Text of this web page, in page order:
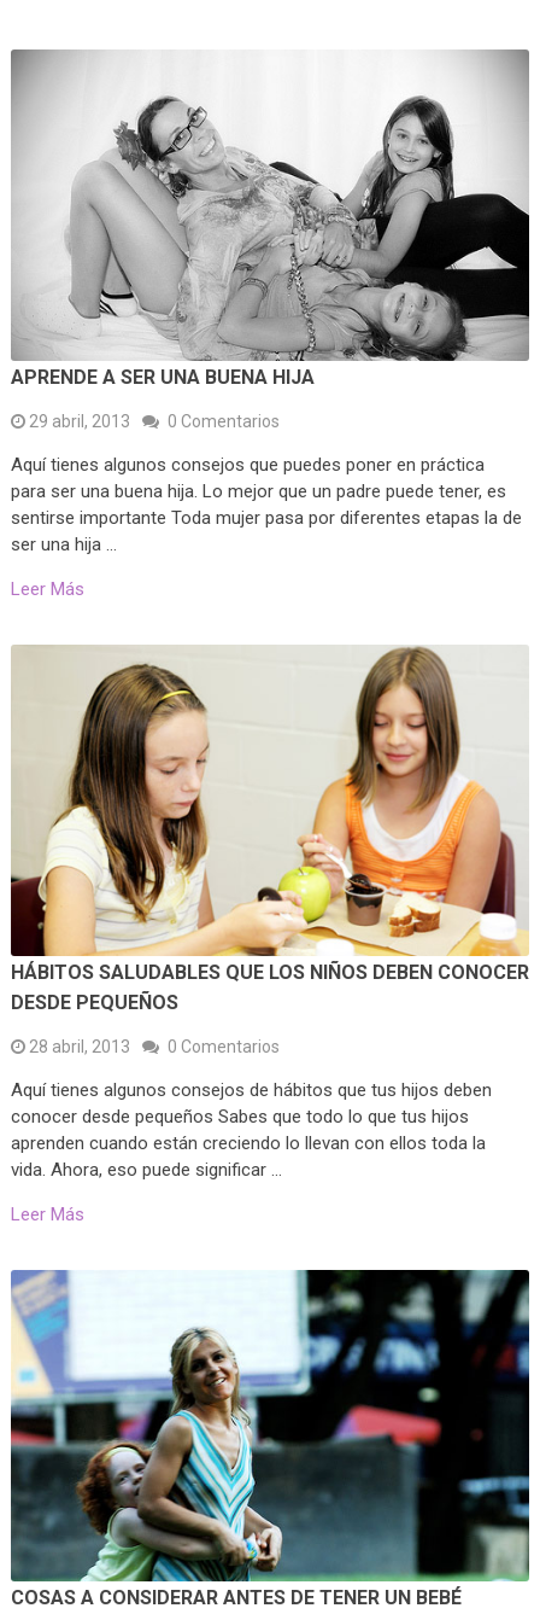
APRENDE A SER UNA BUENA HIJA
29 abril, 2013 0 Comentarios
Aquí tienes algunos consejos que puedes poner en práctica
para ser una buena hija. Lo mejor que un padre puede tener, es
sentirse importante Toda mujer pasa por diferentes etapas la de
ser una hija …
Leer Más
HÁBITOS SALUDABLES QUE LOS NIÑOS DEBEN CONOCER
DESDE PEQUEÑOS
28 abril, 2013 0 Comentarios
Aquí tienes algunos consejos de hábitos que tus hijos deben
conocer desde pequeños Sabes que todo lo que tus hijos
aprenden cuando están creciendo lo llevan con ellos toda la
vida. Ahora, eso puede significar …
Leer Más
COSAS A CONSIDERAR ANTES DE TENER UN BEBÉ